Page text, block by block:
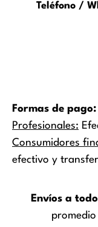
Teléfono /
Formas de pago:
Profesionales:
Consumidores
efectivo y
Envíos a